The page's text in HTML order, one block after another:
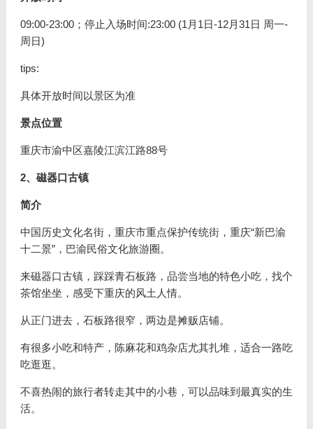
09:00-23:00；停止入场时间:23:00 (1月1日-12月31日 周一-
周日)
tips:
具体开放时间以景区为准
景点位置
重庆市渝中区嘉陵江滨江路88号
2、磁器口古镇
简介
中国历史文化名街，重庆市重点保护传统街，重庆“新巴渝
十二景”，巴渝民俗文化旅游圈。
来磁器口古镇，踩踩青石板路，品尝当地的特色小吃，找个
茶馆坐坐，感受下重庆的风土人情。
从正门进去，石板路很窄，两边是摊贩店铺。
有很多小吃和特产，陈麻花和鸡杂店尤其扎堆，适合一路吃
吃逛逛。
不喜热闹的旅行者转走其中的小巷，可以品味到最真实的生
活。